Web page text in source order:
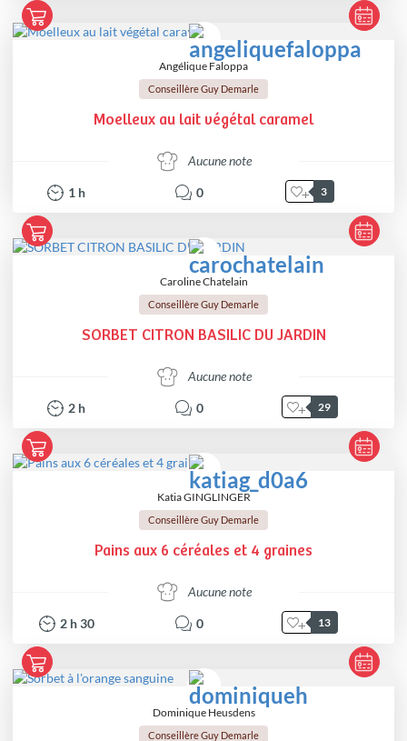
Angélique Faloppa
Conseillère Guy Demarle
Moelleux au lait végétal caramel
Aucune note
1 h 0 3
Caroline Chatelain
Conseillère Guy Demarle
SORBET CITRON BASILIC DU JARDIN
Aucune note
2 h 0 29
Katia GINGLINGER
Conseillère Guy Demarle
Pains aux 6 céréales et 4 graines
Aucune note
2 h30 0 13
Dominique Heusdens
Conseillère Guy Demarle